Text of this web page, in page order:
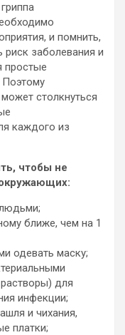
и помнить,
риск заболевания и
простые
Поэтому
столкнуться
каждого из
чтобы не
ближе, чем на 1
одевать маску;
для
инфекции;
и чихания,
платки;